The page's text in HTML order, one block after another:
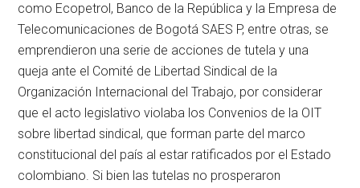
como Ecopetrol, Banco de la República y la Empresa de
Telecomunicaciones de Bogotá SAES P, entre otras, se
emprendieron una serie de acciones de tutela y una
queja ante el Comité de Libertad Sindical de la
Organización Internacional del Trabajo, por considerar
que el acto legislativo violaba los Convenios de la OIT
sobre libertad sindical, que forman parte del marco
constitucional del país al estar ratificados por el Estado
colombiano. Si bien las tutelas no prosperaron